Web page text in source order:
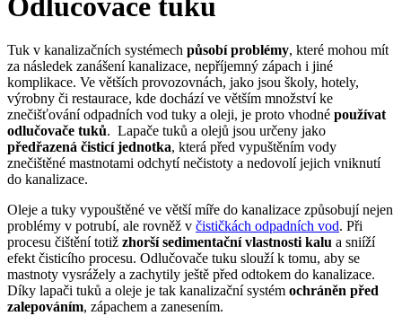
Tuk v kanalizačních systémech působí problémy, které mohou mít
za následek zanášení kanalizace, nepříjemný zápach i jiné
komplikace. Ve větších provozovnách, jako jsou školy, hotely,
výrobny či restaurace, kde dochází ve větším množství ke
znečišťování odpadních vod tuky a oleji, je proto vhodné používat
odlučovače tuků. Lapače tuků a olejů jsou určeny jako
předřazená čisticí jednotka, která před vypuštěním vody
znečištěné mastnotami odchytí nečistoty a nedovolí jejich vniknutí
do kanalizace.
Oleje a tuky vypouštěné ve větší míře do kanalizace způsobují nejen
problémy v potrubí, ale rovněž v čističkách odpadních vod. Při
procesu čištění totiž zhorší sedimentační vlastnosti kalu a sniíží
efekt čisticího procesu. Odlučovače tuku slouží k tomu, aby se
mastnoty vysrážely a zachytily ještě před odtokem do kanalizace.
Díky lapači tuků a oleje je tak kanalizační systém ochráněn před
zalepováním, zápachem a zanesením.